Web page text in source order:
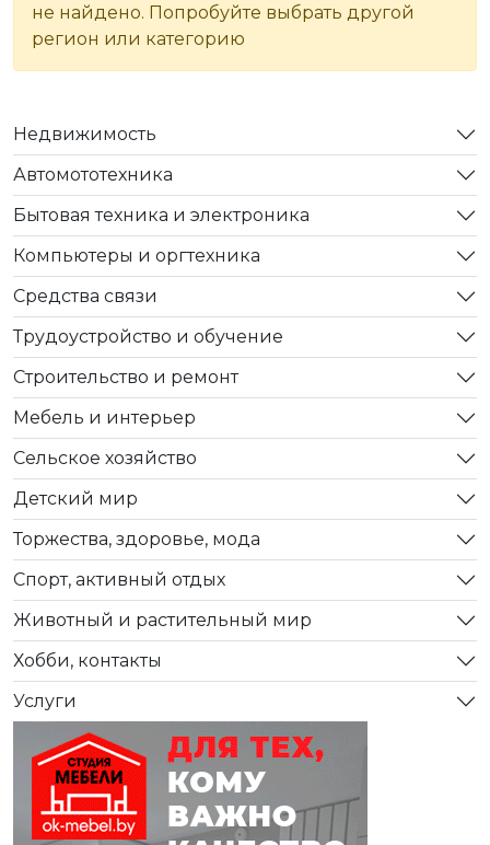
не найдено. Попробуйте выбрать другой
регион или категорию
Недвижимость
Автомототехника
Бытовая техника и электроника
Компьютеры и оргтехника
Средства связи
Трудоустройство и обучение
Строительство и ремонт
Мебель и интерьер
Сельское хозяйство
Детский мир
Торжества, здоровье, мода
Спорт, активный отдых
Животный и растительный мир
Хобби, контакты
Услуги